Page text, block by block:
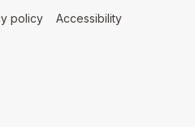
tab)
policy (opens in a new tab)
Accessibility